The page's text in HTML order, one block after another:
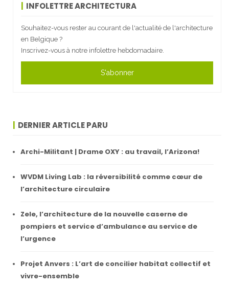
INFOLETTRE ARCHITECTURA
Souhaitez-vous rester au courant de l'actualité de l'architecture
en Belgique ?
Inscrivez-vous à notre infolettre hebdomadaire.
S'abonner
DERNIER ARTICLE PARU
Archi-Militant | Drame OXY : au travail, l’Arizona!
WVDM Living Lab : la réversibilité comme cœur de
l’architecture circulaire
Zele, l’architecture de la nouvelle caserne de
pompiers et service d’ambulance au service de
l’urgence
Projet Anvers : L’art de concilier habitat collectif et
vivre-ensemble